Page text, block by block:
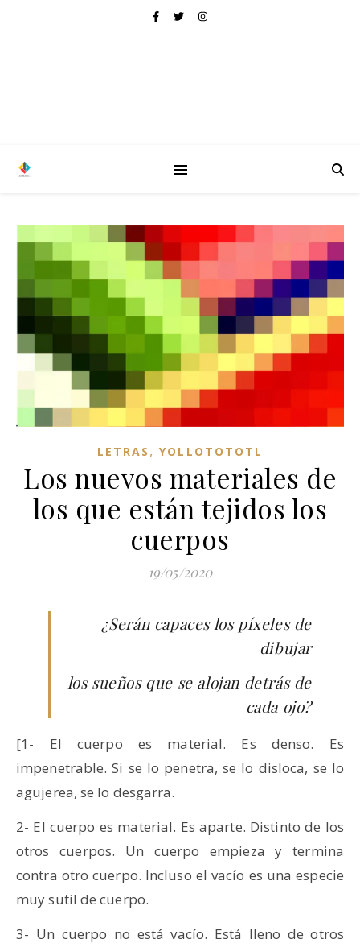
LETRAS ,YOLLOTOTOTL
Los nuevos materiales de
los que están tejidos los
cuerpos
19/05/2020
¿Serán capaces los píxeles de
dibujar
los sueños que se alojan detrás de
cada ojo?
[1- El cuerpo es material. Es denso. Es
impenetrable. Si se lo penetra, se lo disloca, se lo
agujerea, se lo desgarra.
2- El cuerpo es material. Es aparte. Distinto de los
otros cuerpos. Un cuerpo empieza y termina
contra otro cuerpo. Incluso el vacío es una especie
muy sutil de cuerpo.
3- Un cuerpo no está vacío. Está lleno de otros